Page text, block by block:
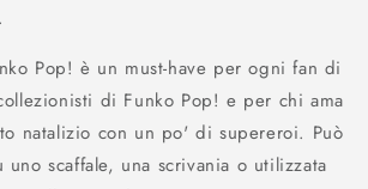
Pop! è un must-have per ogni fan di
di Funko Pop! e per chi ama
natalizio con un po' di supereroi. Può
uno scaffale, una scrivania o utilizzata